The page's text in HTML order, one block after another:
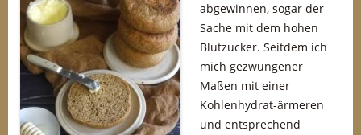
abgewinnen, sogar der
Sache mit dem hohen
Blutzucker. Seitdem ich
mich gezwungener
Maßen mit einer
Kohlenhydrat-ärmeren
und entsprechend